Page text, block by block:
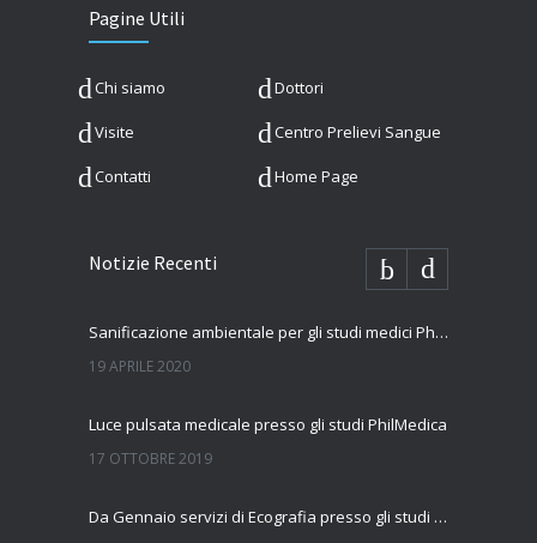
Pagine Utili
Chi siamo Dottori
Visite Centro Prelievi Sangue
Contatti Home Page
Notizie Recenti
Sanificazione ambientale per gli studi medici PhilMedica
19 APRILE 2020
Luce pulsata medicale presso gli studi PhilMedica
17 OTTOBRE 2019
Da Gennaio servizi di Ecografia presso gli studi Philmedica